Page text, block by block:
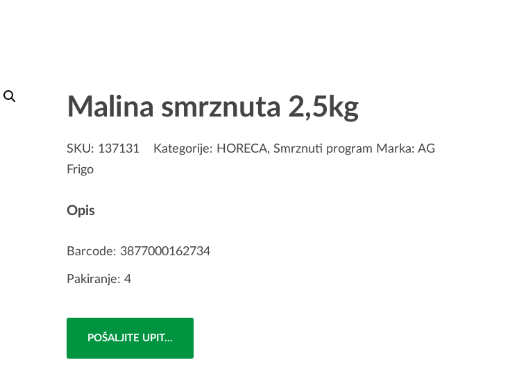
Malina smrznuta 2,5kg
SKU: 137131 Kategorije: HORECA, Smrznuti program Marka: AG
Frigo
Opis
Barcode: 3877000162734
Pakiranje: 4
POŠALJITE UPIT...